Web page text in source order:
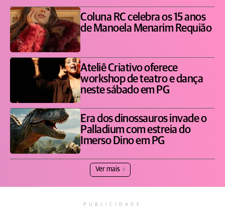
Coluna RC celebra os 15 anos
de Manoela Menarim Requião
Ateliê Criativo oferece
workshop de teatro e dança
neste sábado em PG
Era dos dinossauros invade o
Palladium com estreia do
Imerso Dino em PG
Ver mais
PUBLICIDADE